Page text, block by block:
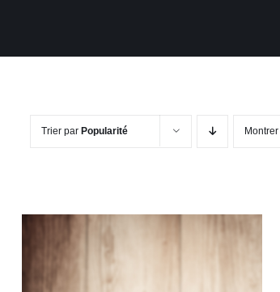
Trier par Popularité Montrer